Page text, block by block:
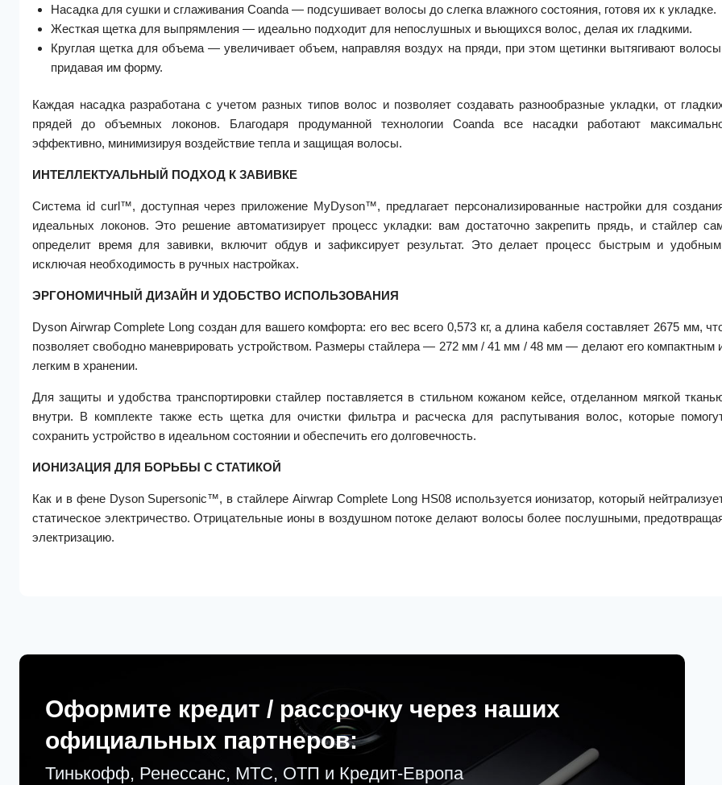
Насадка для сушки и сглаживания Coanda — подсушивает волосы до слегка влажного состояния, готовя их к укладке.
Жесткая щетка для выпрямления — идеально подходит для непослушных и вьющихся волос, делая их гладкими.
Круглая щетка для объема — увеличивает объем, направляя воздух на пряди, при этом щетинки вытягивают
придавая им форму.
Каждая насадка разработана с учетом разных типов волос и позволяет создавать разнообразные укладки, от
прядей до объемных локонов. Благодаря продуманной технологии Coanda все насадки работают
эффективно, минимизируя воздействие тепла и защищая волосы.
ИНТЕЛЛЕКТУАЛЬНЫЙ ПОДХОД К ЗАВИВКЕ
Система id curl™, доступная через приложение MyDyson™, предлагает персонализированные настройки для
идеальных локонов. Это решение автоматизирует процесс укладки: вам достаточно закрепить прядь, и стайлер
определит время для завивки, включит обдув и зафиксирует результат. Это делает процесс быстрым и
исключая необходимость в ручных настройках.
ЭРГОНОМИЧНЫЙ ДИЗАЙН И УДОБСТВО ИСПОЛЬЗОВАНИЯ
Dyson Airwrap Complete Long создан для вашего комфорта: его вес всего 0,573 кг, а длина кабеля составляет 2675 мм,
позволяет свободно маневрировать устройством. Размеры стайлера — 272 мм / 41 мм / 48 мм — делают его компактным
легким в хранении.
Для защиты и удобства транспортировки стайлер поставляется в стильном кожаном кейсе, отделанном мягкой
внутри. В комплекте также есть щетка для очистки фильтра и расческа для распутывания волос, которые
сохранить устройство в идеальном состоянии и обеспечить его долговечность.
ИОНИЗАЦИЯ ДЛЯ БОРЬБЫ С СТАТИКОЙ
Как и в фене Dyson Supersonic™, в стайлере Airwrap Complete Long HS08 используется ионизатор, который
статическое электричество. Отрицательные ионы в воздушном потоке делают волосы более послушными,
электризацию.
Оформите кредит / рассрочку через наших
официальных партнеров:
Тинькофф, Ренессанс, МТС, ОТП и Кредит-Европа